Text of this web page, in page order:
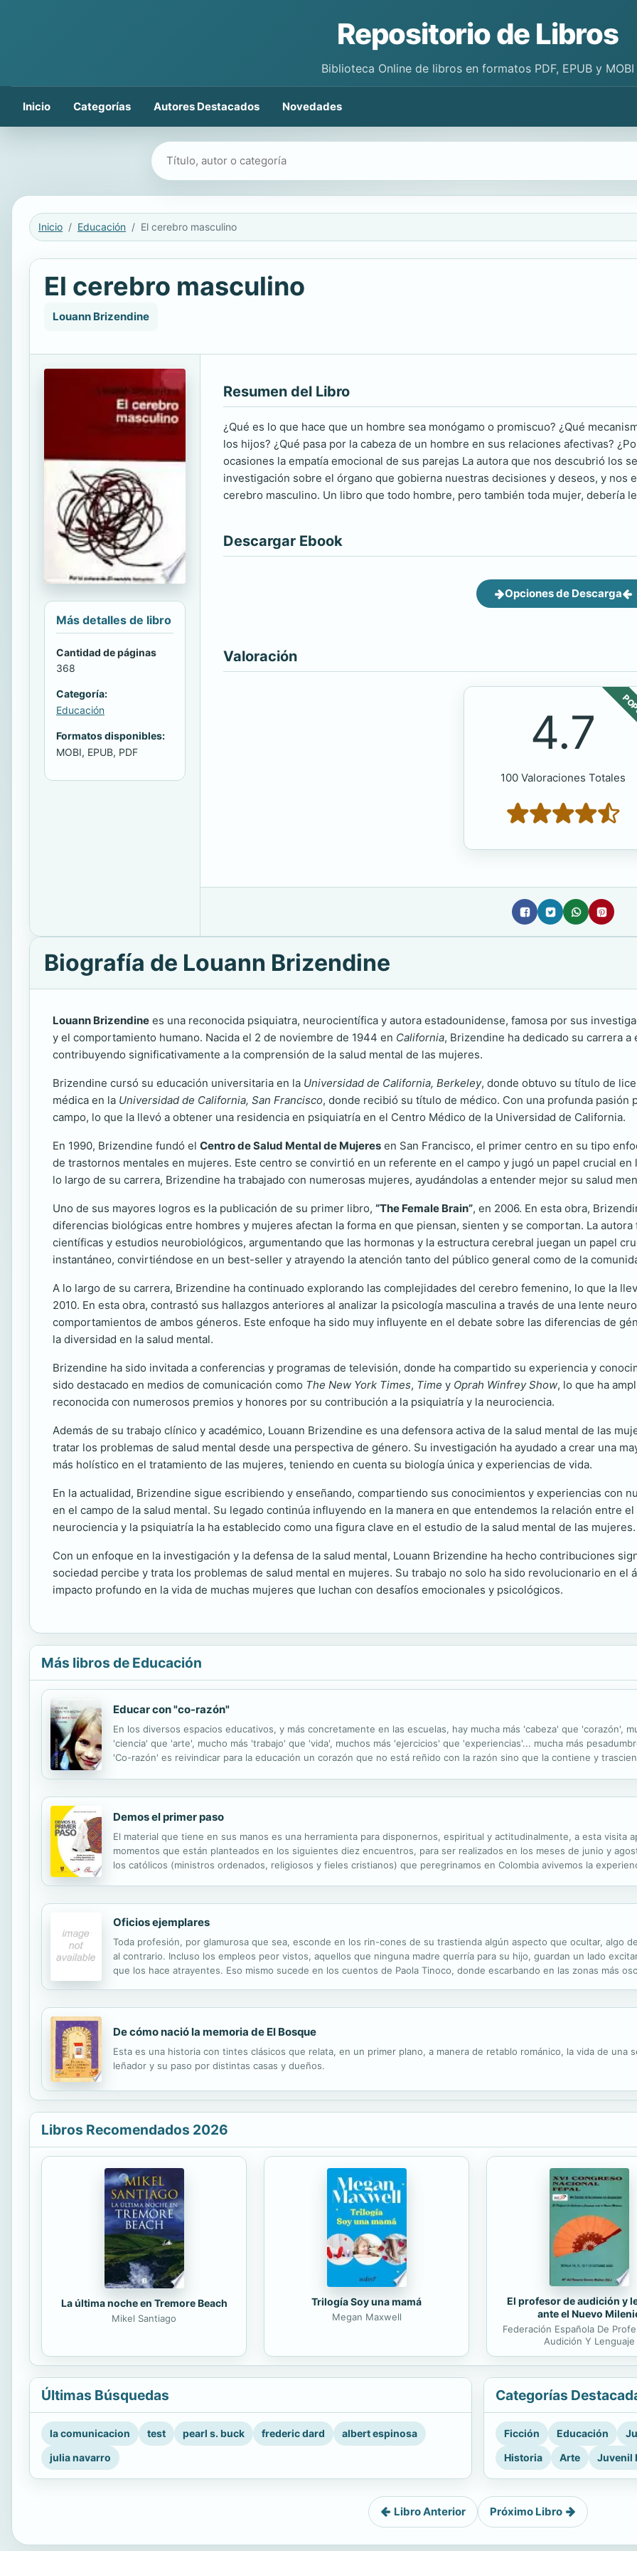
Repositorio de Libros
Biblioteca Online de libros en formatos PDF, EPUB y MOBI
Inicio Categorías Autores Destacados Novedades
Buscar libros
Inicio Educación El cerebro masculino
El cerebro masculino
Louann Brizendine
Más detalles de libro
Cantidad de páginas
368
Categoría:
Educación
Formatos disponibles:
MOBI, EPUB, PDF
Resumen del Libro
¿Qué es lo que hace que un hombre sea monógamo o promiscuo? ¿Qué
los hijos? ¿Qué pasa por la cabeza de un hombre en sus relaciones afectivas?
ocasiones la empatía emocional de sus parejas La autora que nos descubrió los
investigación sobre el órgano que gobierna nuestras decisiones y deseos, y nos
cerebro masculino. Un libro que todo hombre, pero también toda mujer, debería
Descargar Ebook
Opciones de Descarga
Valoración
4.7
100 Valoraciones Totales
Biografía de Louann Brizendine
Louann Brizendine es una reconocida psiquiatra, neurocientífica y autora estadounidense, famosa por sus
y el comportamiento humano. Nacida el 2 de noviembre de 1944 en California, Brizendine ha dedicado su carrera
contribuyendo significativamente a la comprensión de la salud mental de las mujeres.
Brizendine cursó su educación universitaria en la Universidad de California, Berkeley, donde obtuvo su título de
médica en la Universidad de California, San Francisco, donde recibió su título de médico. Con una profunda
campo, lo que la llevó a obtener una residencia en psiquiatría en el Centro Médico de la Universidad de California.
En 1990, Brizendine fundó el Centro de Salud Mental de Mujeres en San Francisco, el primer centro en su tipo
de trastornos mentales en mujeres. Este centro se convirtió en un referente en el campo y jugó un papel crucial
lo largo de su carrera, Brizendine ha trabajado con numerosas mujeres, ayudándolas a entender mejor su salud
Uno de sus mayores logros es la publicación de su primer libro, “The Female Brain”, en 2006. En esta obra,
diferencias biológicas entre hombres y mujeres afectan la forma en que piensan, sienten y se comportan. La
científicas y estudios neurobiológicos, argumentando que las hormonas y la estructura cerebral juegan un papel
instantáneo, convirtiéndose en un best-seller y atrayendo la atención tanto del público general como de la
A lo largo de su carrera, Brizendine ha continuado explorando las complejidades del cerebro femenino, lo que la
2010. En esta obra, contrastó sus hallazgos anteriores al analizar la psicología masculina a través de una lente
comportamientos de ambos géneros. Este enfoque ha sido muy influyente en el debate sobre las diferencias de
la diversidad en la salud mental.
Brizendine ha sido invitada a conferencias y programas de televisión, donde ha compartido su experiencia y
sido destacado en medios de comunicación como The New York Times, Time y Oprah Winfrey Show, lo que ha
reconocida con numerosos premios y honores por su contribución a la psiquiatría y la neurociencia.
Además de su trabajo clínico y académico, Louann Brizendine es una defensora activa de la salud mental de las
tratar los problemas de salud mental desde una perspectiva de género. Su investigación ha ayudado a crear una
más holístico en el tratamiento de las mujeres, teniendo en cuenta su biología única y experiencias de vida.
En la actualidad, Brizendine sigue escribiendo y enseñando, compartiendo sus conocimientos y experiencias con
en el campo de la salud mental. Su legado continúa influyendo en la manera en que entendemos la relación entre
neurociencia y la psiquiatría la ha establecido como una figura clave en el estudio de la salud mental de las mujeres.
Con un enfoque en la investigación y la defensa de la salud mental, Louann Brizendine ha hecho contribuciones
sociedad percibe y trata los problemas de salud mental en mujeres. Su trabajo no solo ha sido revolucionario en el
impacto profundo en la vida de muchas mujeres que luchan con desafíos emocionales y psicológicos.
Más libros de Educación
Educar con "co-razón"
En los diversos espacios educativos, y más concretamente en las escuelas, hay mucha más 'cabeza' que 'corazón',
'ciencia' que 'arte', mucho más 'trabajo' que 'vida', muchos más 'ejercicios' que 'experiencias'... mucha más
'Co-razón' es reivindicar para la educación un corazón que no está reñido con la razón sino que la contiene y
Demos el primer paso
El material que tiene en sus manos es una herramienta para disponernos, espiritual y actitudinalmente, a esta visita
momentos que están planteados en los siguientes diez encuentros, para ser realizados en los meses de junio y
los católicos (ministros ordenados, religiosos y fieles cristianos) que peregrinamos en Colombia avivemos la
Oficios ejemplares
Toda profesión, por glamurosa que sea, esconde en los rin-cones de su trastienda algún aspecto que ocultar, algo
al contrario. Incluso los empleos peor vistos, aquellos que ninguna madre querría para su hijo, guardan un lado
que los hace atrayentes. Eso mismo sucede en los cuentos de Paola Tinoco, donde escarbando en las zonas más
De cómo nació la memoria de El Bosque
Esta es una historia con tintes clásicos que relata, en un primer plano, a manera de retablo románico, la vida de una
leñador y su paso por distintas casas y dueños.
Libros Recomendados 2026
La última noche en Tremore Beach
Mikel Santiago
Trilogía Soy una mamá
Megan Maxwell
El profesor de audición y
ante el Nuevo
Federación Española De
Audición Y Lenguaje
Últimas Búsquedas
la comunicacion test pearl s. buck frederic dard
albert espinosa
julia navarro
Categorías
Ficción Educación
Historia
Arte Juvenil
Libro Anterior Próximo Libro